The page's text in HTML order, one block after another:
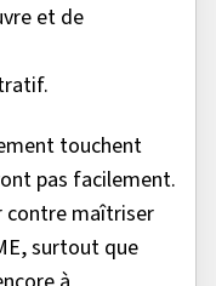
et de
touchent
pas facilement.
contre maîtriser
surtout que